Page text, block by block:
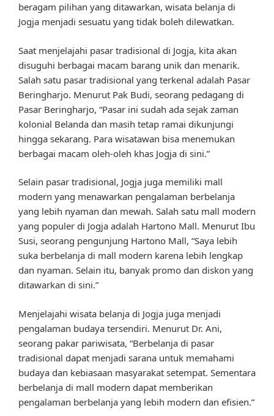
beragam pilihan yang ditawarkan, wisata belanja di
Jogja menjadi sesuatu yang tidak boleh dilewatkan.
Saat menjelajahi pasar tradisional di Jogja, kita akan
disuguhi berbagai macam barang unik dan menarik.
Salah satu pasar tradisional yang terkenal adalah Pasar
Beringharjo. Menurut Pak Budi, seorang pedagang di
Pasar Beringharjo, “Pasar ini sudah ada sejak zaman
kolonial Belanda dan masih tetap ramai dikunjungi
hingga sekarang. Para wisatawan bisa menemukan
berbagai macam oleh-oleh khas Jogja di sini.”
Selain pasar tradisional, Jogja juga memiliki mall
modern yang menawarkan pengalaman berbelanja
yang lebih nyaman dan mewah. Salah satu mall modern
yang populer di Jogja adalah Hartono Mall. Menurut Ibu
Susi, seorang pengunjung Hartono Mall, “Saya lebih
suka berbelanja di mall modern karena lebih lengkap
dan nyaman. Selain itu, banyak promo dan diskon yang
ditawarkan di sini.”
Menjelajahi wisata belanja di Jogja juga menjadi
pengalaman budaya tersendiri. Menurut Dr. Ani,
seorang pakar pariwisata, “Berbelanja di pasar
tradisional dapat menjadi sarana untuk memahami
budaya dan kebiasaan masyarakat setempat. Sementara
berbelanja di mall modern dapat memberikan
pengalaman berbelanja yang lebih modern dan efisien.”